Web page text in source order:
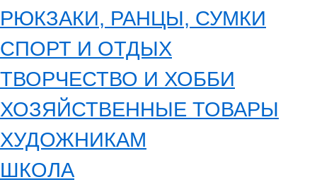
РЮКЗАКИ, РАНЦЫ, СУМКИ
СПОРТ И ОТДЫХ
ТВОРЧЕСТВО И ХОББИ
ХОЗЯЙСТВЕННЫЕ ТОВАРЫ
ХУДОЖНИКАМ
ШКОЛА